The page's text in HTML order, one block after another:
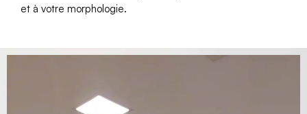
et à votre morphologie.